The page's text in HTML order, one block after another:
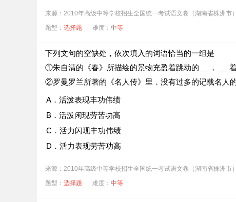
来源：2010年高级中等学校招生全国统一考试语文卷（湖南省株洲市）
题型： 选择题 难度： 中等
下列文句的空缺处，依次填入的词语恰当的一组是
①朱自清的《春》所描绘的景物充盈着跳动的
，
②罗曼罗兰所著的《名人传》里．没有过多的记载名人
A．活泼表现丰功伟绩
B．活泼闲现劳苦功高
C．活力闪现丰功伟绩
D．活力表现劳苦功高
来源：2010年高级中等学校招生全国统一考试语文卷（湖南省株洲市）
题型： 选择题 难度： 中等